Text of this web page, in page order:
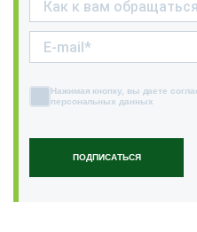
ПОДПИСАТЬСЯ
Нажимая кнопку, вы даете
персональных данных